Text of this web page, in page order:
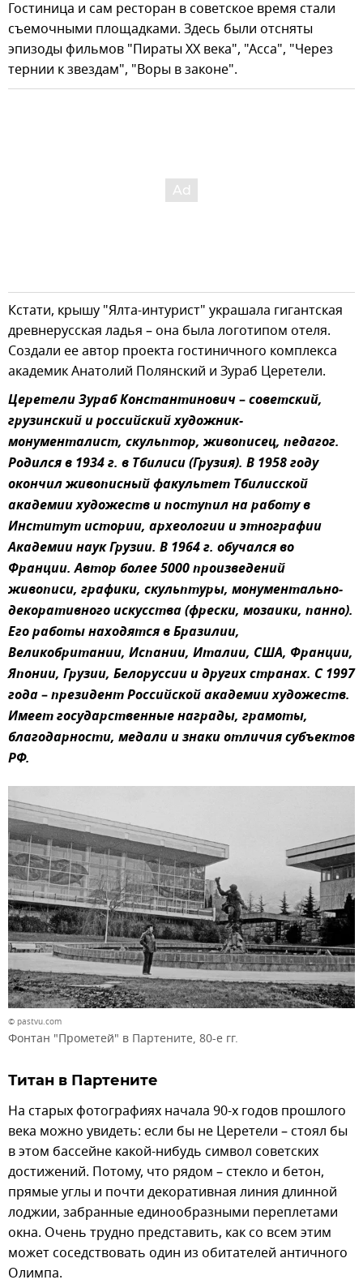
Гостиница и сам ресторан в советское время стали
съемочными площадками. Здесь были отсняты
эпизоды фильмов "Пираты ХХ века", "Асса", "Через
тернии к звездам", "Воры в законе".
Кстати, крышу "Ялта-интурист" украшала гигантская
древнерусская ладья – она была логотипом отеля.
Создали ее автор проекта гостиничного комплекса
академик Анатолий Полянский и Зураб Церетели.
Церетели Зураб Константинович–советский,
грузинский и российский художник-
монументалист, скульптор, живописец, педагог.
Родился в 1934 г. в Тбилиси (Грузия). В 1958 году
окончил живописный факультет Тбилисской
академии художеств и поступил на работу в
Институт истории, археологии и этнографии
Академии наук Грузии. В 1964 г. обучался во
Франции. Автор более 5000 произведений
живописи, графики, скульптуры, монументально-
декоративного искусства (фрески, мозаики, панно).
Его работы находятся в Бразилии,
Великобритании, Испании, Италии, США, Франции,
Японии, Грузии, Белоруссии и других странах. С 1997
года–президент Российской академии художеств.
Имеет государственные награды, грамоты,
благодарности, медали и знаки отличия субъектов
РФ.
© pastvu.com
Фонтан "Прометей" в Партените, 80-е гг.
Титан в Партените
На старых фотографиях начала 90-х годов прошлого
века можно увидеть: если бы не Церетели – стоял бы
в этом бассейне какой-нибудь символ советских
достижений. Потому, что рядом – стекло и бетон,
прямые углы и почти декоративная линия длинной
лоджии, забранные единообразными переплетами
окна. Очень трудно представить, как со всем этим
может соседствовать один из обитателей античного
Олимпа.